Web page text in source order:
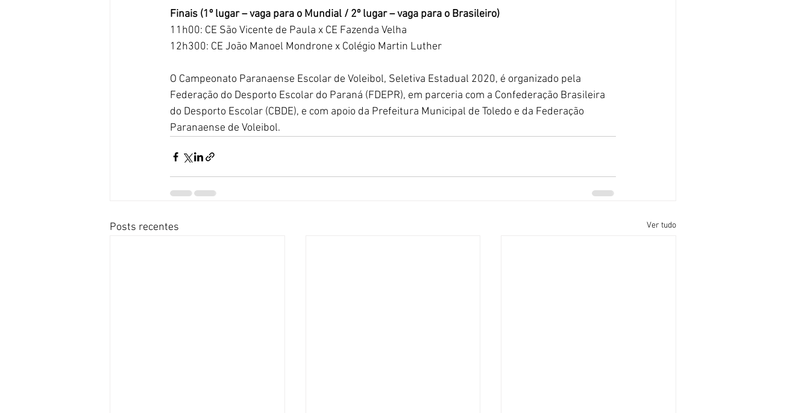
Finais (1º lugar – vaga para o Mundial / 2º lugar – vaga para o Brasileiro)
11h00: CE São Vicente de Paula x CE Fazenda Velha
12h300: CE João Manoel Mondrone x Colégio Martin Luther
O Campeonato Paranaense Escolar de Voleibol, Seletiva Estadual 2020, é organizado pela
Federação do Desporto Escolar do Paraná (FDEPR), em parceria com a Confederação Brasileira
do Desporto Escolar (CBDE), e com apoio da Prefeitura Municipal de Toledo e da Federação
Paranaense de Voleibol.
Posts recentes Ver tudo